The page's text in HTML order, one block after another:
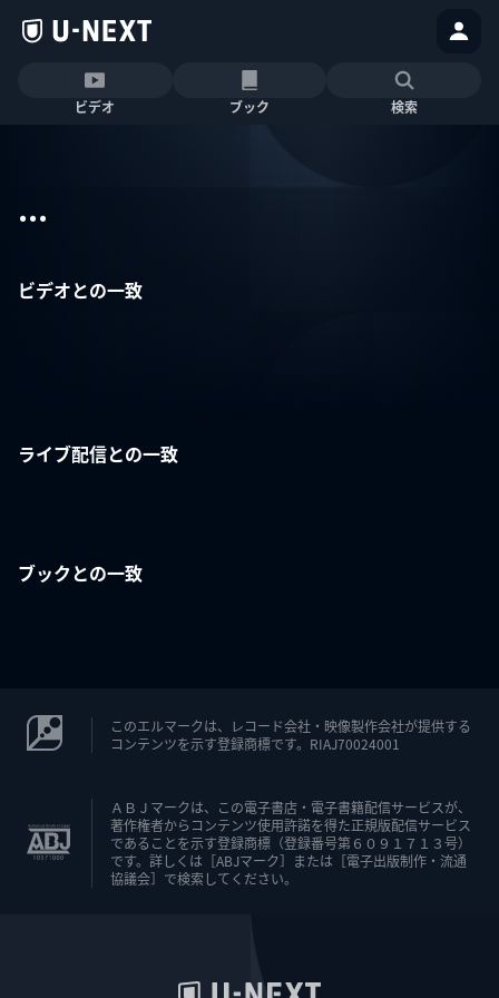
ビデオ ブック 検索
...
ビデオとの一致
ライブ配信との一致
ブックとの一致
このエルマークは、レコード会社・映像製作会社が提供する
コンテンツを示す登録商標です。RIAJ70024001
ＡＢＪマークは、この電子書店・電子書籍配信サービスが、
著作権者からコンテンツ使用許諾を得た正規版配信サービス
であることを示す登録商標（登録番号第６０９１７１３号）
です。詳しくは［ABJマーク］または［電子出版制作・流通
協議会］で検索してください。